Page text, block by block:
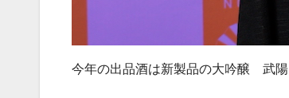
今年の出品酒は新製品の大吟醸 武陽